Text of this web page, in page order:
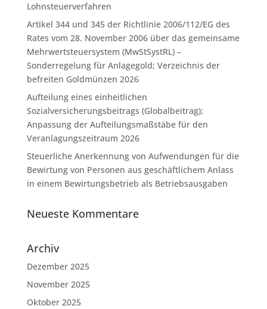
Lohnsteuerverfahren
Artikel 344 und 345 der Richtlinie 2006/112/EG des
Rates vom 28. November 2006 über das gemeinsame
Mehrwertsteuersystem (MwStSystRL) –
Sonderregelung für Anlagegold; Verzeichnis der
befreiten Goldmünzen 2026
Aufteilung eines einheitlichen
Sozialversicherungsbeitrags (Globalbeitrag);
Anpassung der Aufteilungsmaßstäbe für den
Veranlagungszeitraum 2026
Steuerliche Anerkennung von Aufwendungen für die
Bewirtung von Personen aus geschäftlichem Anlass
in einem Bewirtungsbetrieb als Betriebsausgaben
Neueste Kommentare
Archiv
Dezember 2025
November 2025
Oktober 2025